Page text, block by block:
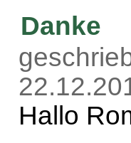
Danke
Hallo